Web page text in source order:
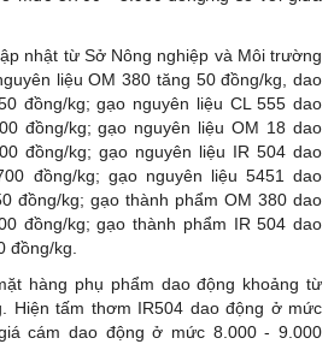
nhật từ Sở Nông nghiệp và Môi trường
liệu OM 380 tăng 50 đồng/kg, dao
đồng/kg; gạo nguyên liệu CL 555 dao
đồng/kg; gạo nguyên liệu OM 18 dao
đồng/kg; gạo nguyên liệu IR 504 dao
đồng/kg; gạo nguyên liệu 5451 dao
đồng/kg; gạo thành phẩm OM 380 dao
đồng/kg; gạo thành phẩm IR 504 dao
đồng/kg.
hàng phụ phẩm dao động khoảng từ
Hiện tấm thơm IR504 dao động ở mức
cám dao động ở mức 8.000 - 9.000